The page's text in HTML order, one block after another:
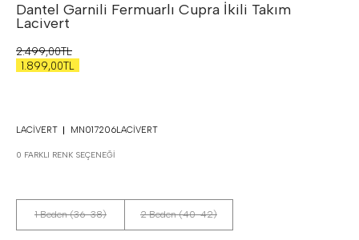
Dantel Garnili Fermuarlı Cupra İkili Takım
Lacivert
2.499,00TL
1.899,00TL
LACIVERT MN017206LACIVERT
0 FARKLI RENK SEÇENEĞI
1 Beden (36-38) 2 Beden (40-42)